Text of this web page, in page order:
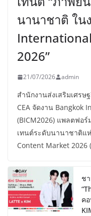
นานาชาติ ใน
2026”
21/07/2026 admin
สำนักงานส่งเสริมเศรษ
CEA จัดงาน Bangkok
(BICM2026) แพลตฟอ
เทนต์ระดับนานาชาติแ
Content Market 2026
ช
ค